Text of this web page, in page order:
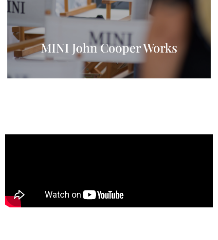
MINI John Cooper Works
View More